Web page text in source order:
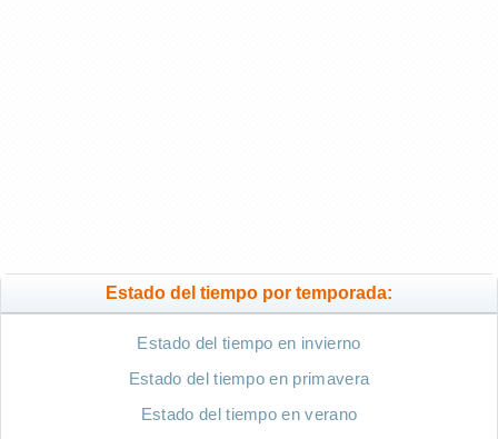
Estado del tiempo por temporada:
Estado del tiempo en invierno
Estado del tiempo en primavera
Estado del tiempo en verano